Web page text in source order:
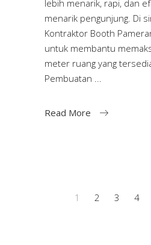
lebih menarik, rapi, dan
menarik pengunjung. Di
Kontraktor Booth
untuk membantu
meter ruang yang
Pembuatan
Read More
1 2 3 4